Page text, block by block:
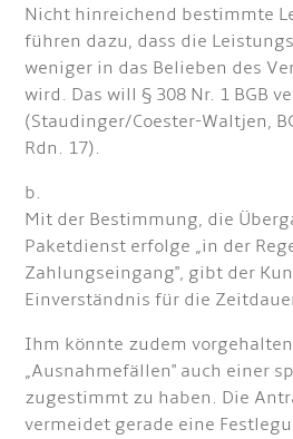
Nicht hinreichend bestimmte
führen dazu, dass die
weniger in das Belieben des
wird. Das will § 308 Nr. 1 BGB
(Staudinger/Coester-Waltjen,
Rdn. 17).
b.
Mit der Bestimmung, die
Paketdienst erfolge „in der
Zahlungseingang", gibt der
Einverständnis für die
Ihm könnte zudem
„Ausnahmefällen" auch einer
zugestimmt zu haben. Die
vermeidet gerade eine